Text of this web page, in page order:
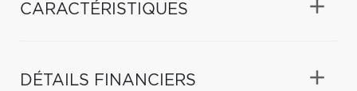
CARACTÉRISTIQUES
DÉTAILS FINANCIERS